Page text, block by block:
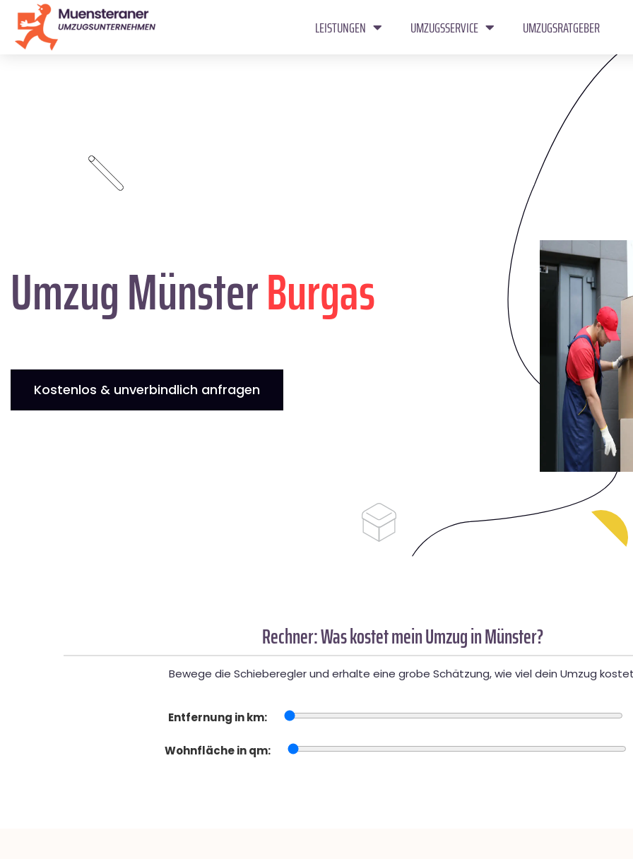
LEISTUNGEN UMZUGSSERVICE UMZUGSRATGEBER
Umzug MünsterBurgas
Kostenlos & unverbindlich anfragen
Rechner: Was kostet mein Umzug in Münster?
Bewege die Schieberegler und erhalte eine grobe Schätzung, wie viel dein Umzug
Entfernung in km:
Wohnfläche in qm: